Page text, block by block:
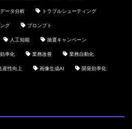
データ分析 トラブルシューティング
グ プロンプト
人工知能 抽選キャンペーン
率化 業務改善 業務自動化
産性向上 画像生成AI 開発効率化